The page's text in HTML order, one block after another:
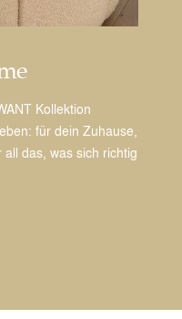
Kollektion
für dein Zuhause,
das, was sich richtig